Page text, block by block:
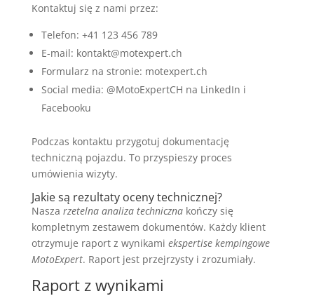
Kontaktuj się z nami przez:
Telefon: +41 123 456 789
E-mail: kontakt@motexpert.ch
Formularz na stronie: motexpert.ch
Social media: @MotoExpertCH na LinkedIn i
Facebooku
Podczas kontaktu przygotuj dokumentację
techniczną pojazdu. To przyspieszy proces
umówienia wizyty.
Jakie są rezultaty oceny technicznej?
Nasza rzetelna analiza technicznakończy się
kompletnym zestawem dokumentów. Każdy klient
otrzymuje raport z wynikami ekspertise kempingowe
MotoExpert. Raport jest przejrzysty i zrozumiały.
Raport z wynikami